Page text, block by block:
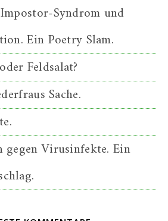
Syndrom und
Ein Poetry Slam.
Feldsalat?
Sache.
Virusinfekte. Ein